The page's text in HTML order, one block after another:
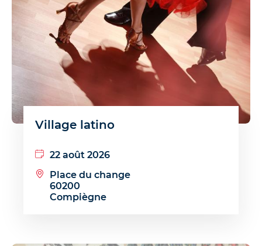
Village latino
22 août 2026
Place du change
60200
Compiègne